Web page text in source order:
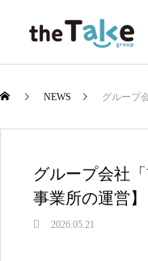
私たちについて
NEWS グループ
グループ会社
事業所の運営】
2026.05.21